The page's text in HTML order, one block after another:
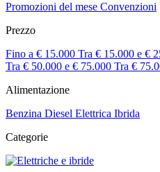
Promozioni del mese Convenzioni
Prezzo
Fino a € 15.000 Tra € 15.000 e €
Tra € 50.000 e € 75.000 Tra €
Alimentazione
Benzina Diesel Elettrica Ibrida
Categorie